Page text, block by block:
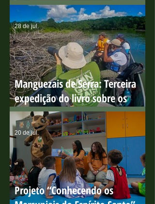
Mundial de Proteção aos
Manguezais
Manguezais de Serra: Terceira
expedição do livro sobre os
manguezais capixabas
28 de jul.
20 de jul.